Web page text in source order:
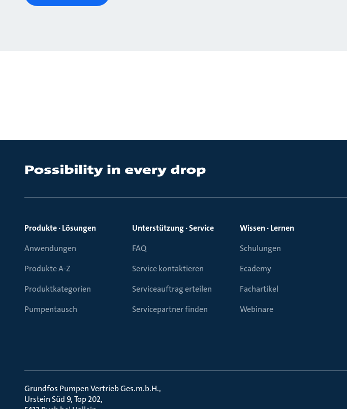
Produkte · Lösungen
Anwendungen
Produkte A-Z
Produktkategorien
Pumpentausch
Unterstützung · Service
FAQ
Service kontaktieren
Serviceauftrag erteilen
Servicepartner finden
Wissen · Lernen
Schulungen
Ecademy
Fachartikel
Webinare
Grundfos Pumpen Vertrieb Ges.m.b.H.
Urstein Süd 9, Top 202